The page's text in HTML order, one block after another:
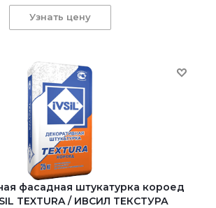
Узнать цену
фасадная штукатурка короед
TEXTURA / ИВСИЛ ТЕКСТУРА